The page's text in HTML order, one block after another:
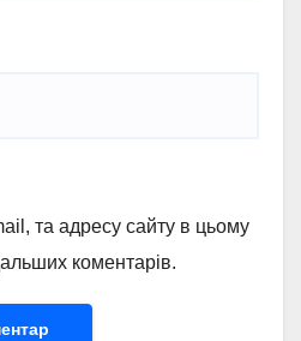
та адресу сайту в цьому
коментарів.